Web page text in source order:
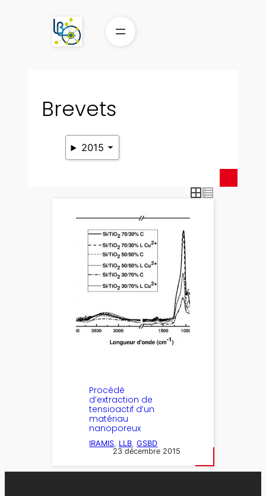
Brevets
2015
Procédé
d’extraction de
tensioactif d’un
matériau
nanoporeux
IRAMIS LLB , GSBD
23 décembre 2015